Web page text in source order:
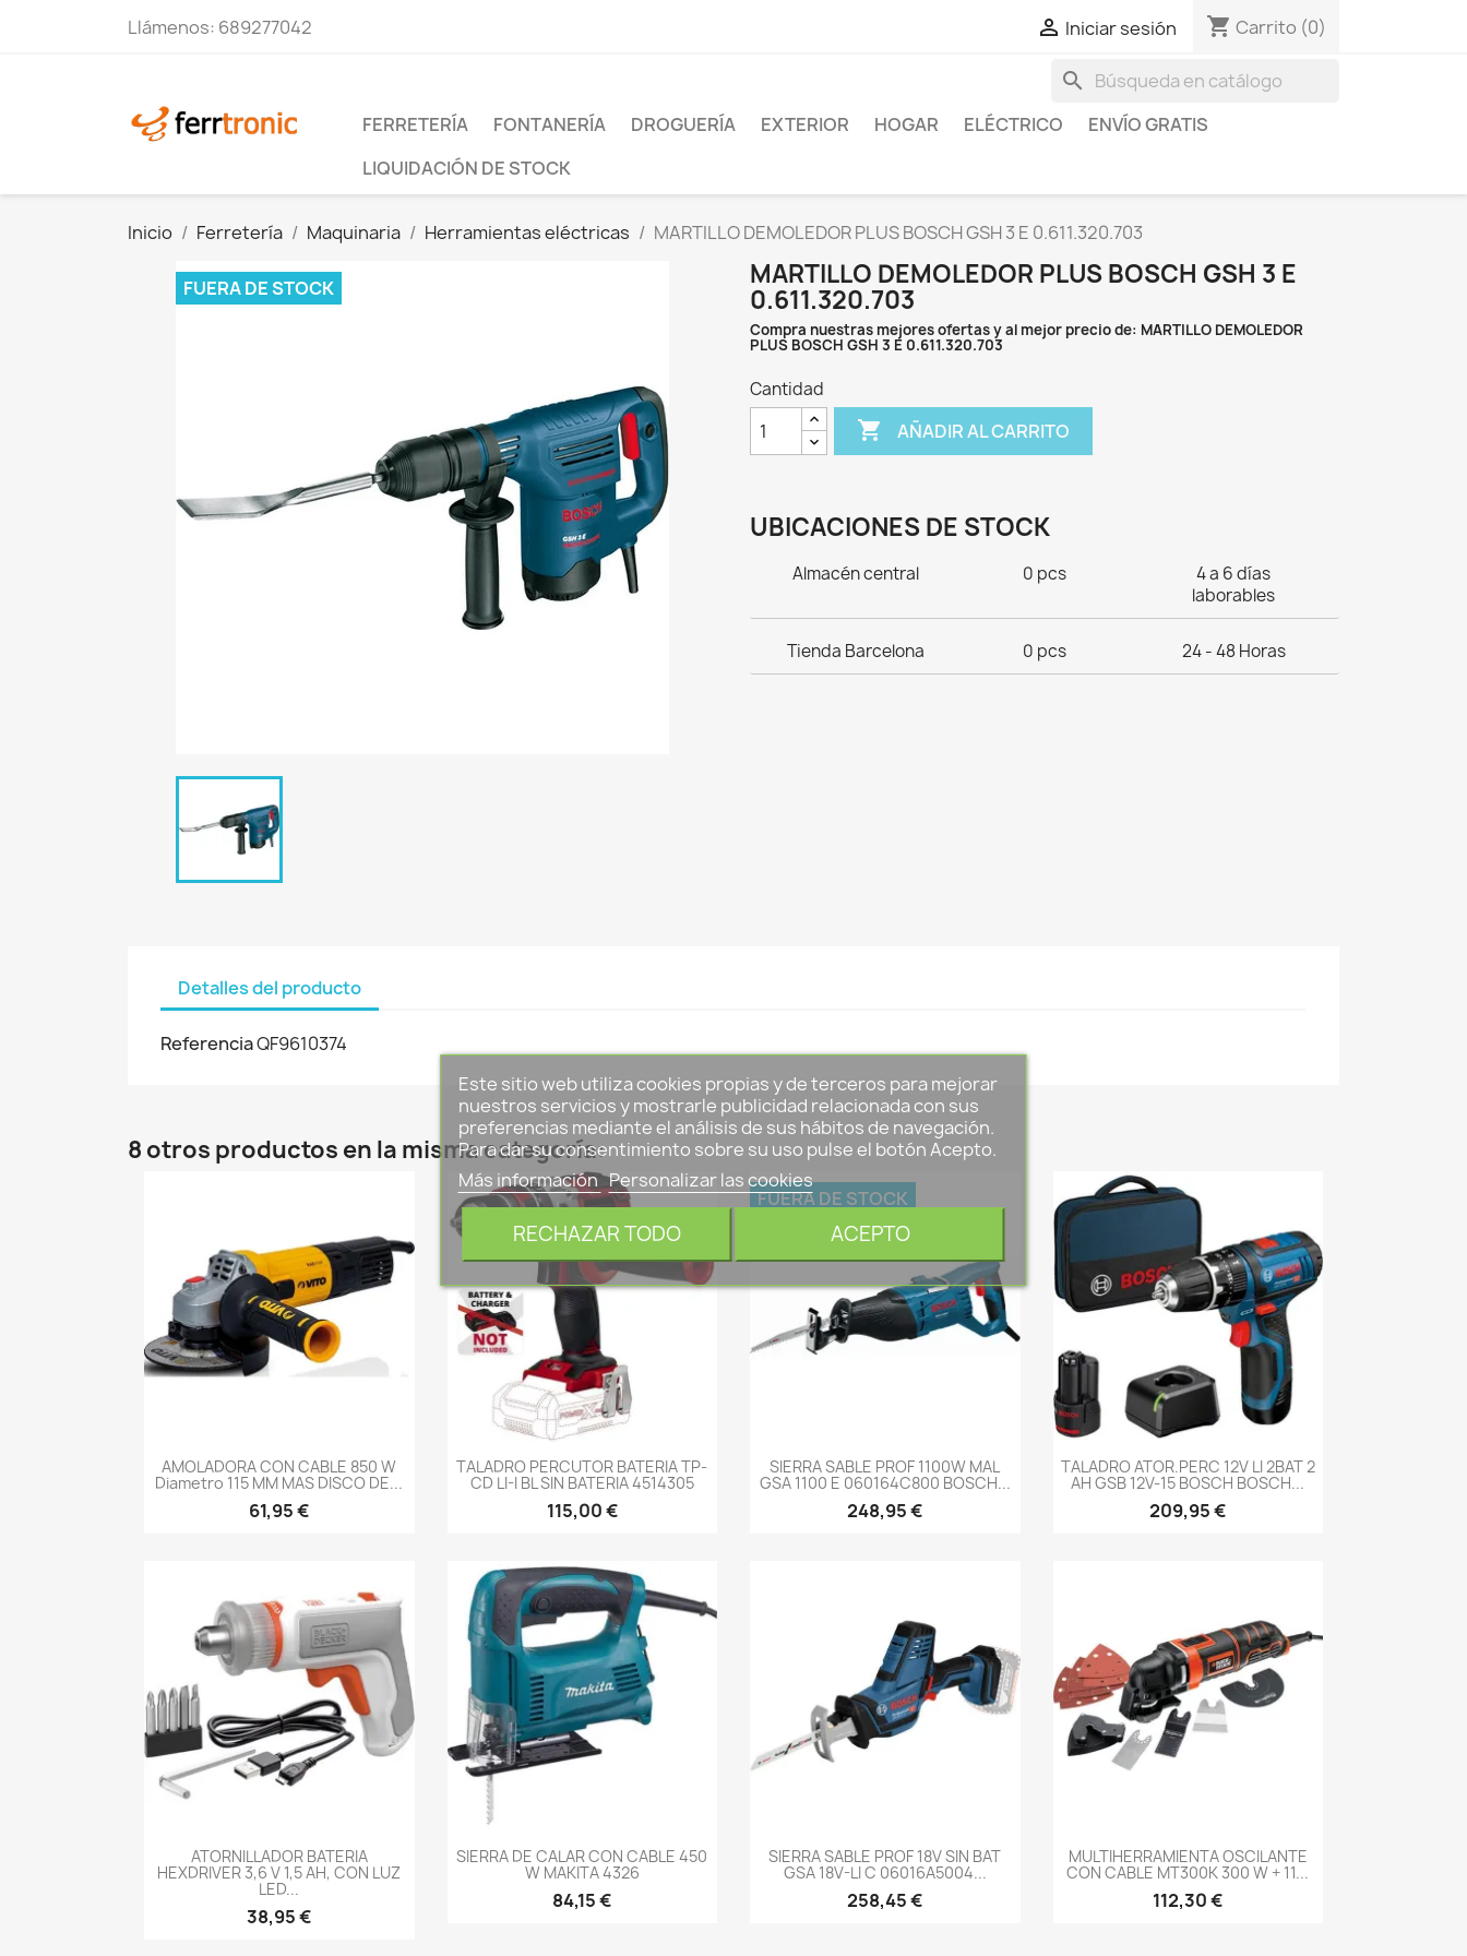
Llámenos: 689277042  Iniciar sesión shopping_cart Carrito (0)
search
FERRETERÍA FONTANERÍA DROGUERÍA EXTERIOR HOGAR ELÉCTRICO
ENVÍO GRATIS
LIQUIDACIÓN DE STOCK
Inicio Ferretería Maquinaria Herramientas eléctricas MARTILLO DEMOLEDOR PLUS BOSCH GSH 3 E 0.611.320.703
FUERA DE STOCK
MARTILLO DEMOLEDOR PLUS BOSCH GSH 3 E
0.611.320.703
Compra nuestras mejores ofertas y al mejor precio de: MARTILLO DEMOLEDOR
PLUS BOSCH GSH 3 E 0.611.320.703
Cantidad
 AÑADIR AL CARRITO
UBICACIONES DE STOCK
Almacén central 0 pcs
4 a 6 días
laborables
Tienda Barcelona 0 pcs 24 - 48 Horas
Detalles del producto
ReferenciaQF9610374
8 otros productos en la misma categoría:
-->
AMOLADORA CON CABLE 850 W
Diametro 115 MM MAS DISCO DE...
61,95 €
-->
TALADRO PERCUTOR BATERIA TP-
CD LI-I BL SIN BATERIA 4514305
115,00 €
-->
SIERRA SABLE PROF 1100W MAL
GSA 1100 E 060164C800 BOSCH...
248,95 €
FUERA DE STOCK
-->
TALADRO ATOR.PERC 12V LI 2BAT 2
AH GSB 12V-15 BOSCH BOSCH...
209,95 €
-->
ATORNILLADOR BATERIA
HEXDRIVER 3,6 V 1,5 AH, CON LUZ
LED...
38,95 €
-->
SIERRA DE CALAR CON CABLE 450
W MAKITA 4326
84,15 €
-->
SIERRA SABLE PROF 18V SIN BAT
GSA 18V-LI C 06016A5004...
258,45 €
-->
MULTIHERRAMIENTA OSCILANTE
CON CABLE MT300K 300 W + 11...
112,30 €
Este sitio web utiliza cookies propias y de terceros para mejorar
nuestros servicios y mostrarle publicidad relacionada con sus
preferencias mediante el análisis de sus hábitos de navegación.
Para dar su consentimiento sobre su uso pulse el botón Acepto.
Más información Personalizar las cookies
RECHAZAR TODO ACEPTO